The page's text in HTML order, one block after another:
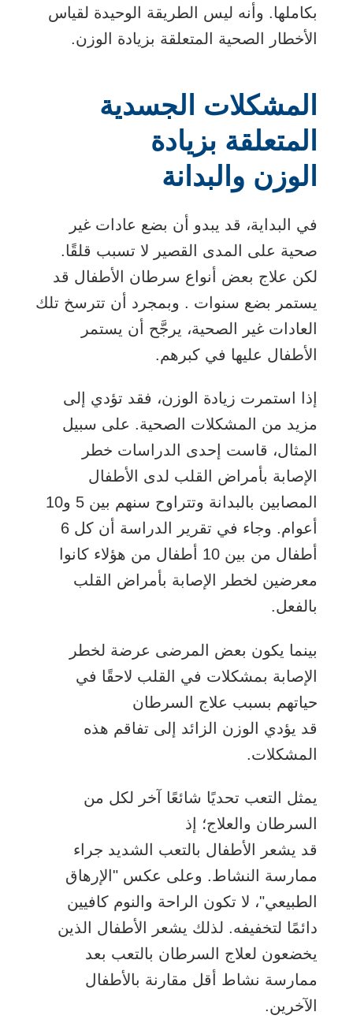
بكاملها. وأنه ليس الطريقة الوحيدة لقياس
الأخطار الصحية المتعلقة بزيادة الوزن.
المشكلات الجسدية
المتعلقة بزيادة
الوزن والبدانة
في البداية، قد يبدو أن بضع عادات غير
صحية على المدى القصير لا تسبب قلقًا.
لكن علاج بعض أنواع سرطان الأطفال قد
يستمر بضع سنوات . وبمجرد أن تترسخ تلك
العادات غير الصحية، يرجَّح أن يستمر
الأطفال عليها في كبرهم.
إذا استمرت زيادة الوزن، فقد تؤدي إلى
مزيد من المشكلات الصحية. على سبيل
المثال، قاست إحدى الدراسات خطر
الإصابة بأمراض القلب لدى الأطفال
المصابين بالبدانة وتتراوح سنهم بين 5 و10
أعوام. وجاء في تقرير الدراسة أن كل 6
أطفال من بين 10 أطفال من هؤلاء كانوا
معرضين لخطر الإصابة بأمراض القلب
بالفعل.
بينما يكون بعض المرضى عرضة لخطر
الإصابة بمشكلات في القلب لاحقًا في
حياتهم بسبب علاج السرطان
قد يؤدي الوزن الزائد إلى تفاقم هذه
المشكلات.
يمثل التعب تحديًا شائعًا آخر لكل من
السرطان والعلاج؛ إذ
قد يشعر الأطفال بالتعب الشديد جراء
ممارسة النشاط. وعلى عكس "الإرهاق
الطبيعي"، لا تكون الراحة والنوم كافيين
دائمًا لتخفيفه. لذلك يشعر الأطفال الذين
يخضعون لعلاج السرطان بالتعب بعد
ممارسة نشاط أقل مقارنة بالأطفال
الآخرين.